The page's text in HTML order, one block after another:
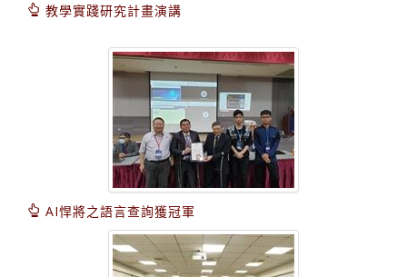
教學實踐研究計畫演講
AI悍將之語言查詢獲冠軍